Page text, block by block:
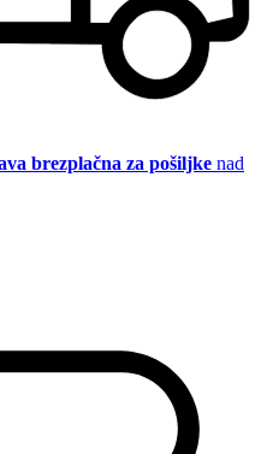
brezplačna za pošiljke nad